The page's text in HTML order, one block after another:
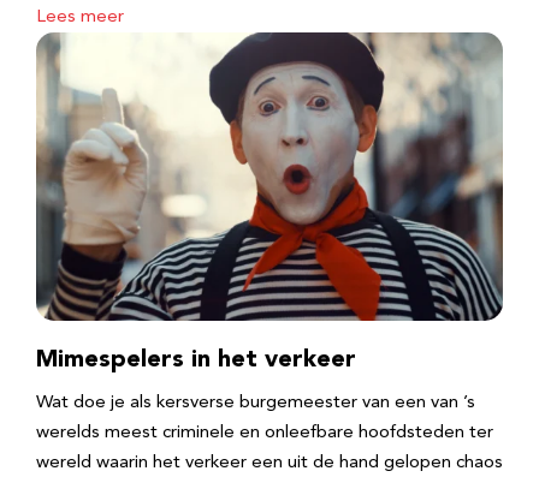
Lees meer
Mimespelers in het verkeer
Wat doe je als kersverse burgemeester van een van ’s
werelds meest criminele en onleefbare hoofdsteden ter
wereld waarin het verkeer een uit de hand gelopen chaos